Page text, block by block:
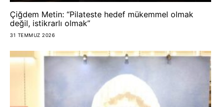
Çiğdem Metin: “Pilateste hedef mükemmel olmak
değil, istikrarlı olmak”
31 TEMMUZ 2026